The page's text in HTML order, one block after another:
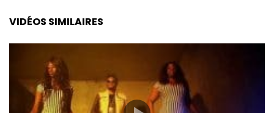
VIDÉOS SIMILAIRES